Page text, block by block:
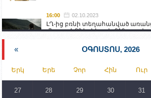
16:00 02.10.2023
ԼՂ-ից բռնի տեղահանված
մնացած 20 երեխա և 216 տարեց
նախարարության հոգածության
Իրանը կողմ է տարածաշրջանի
տրանսպորտային
զարգացմանը, սակայն ոչ՝
սահմանների փոփոխությանը
« ՕԳՈՍՏՈՍ, 2026
Երկ Երե Չոր Հին Ուր
27 28 29 30 31